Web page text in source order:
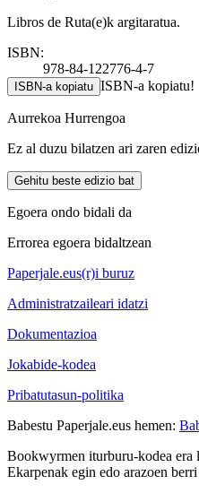
Libros de Ruta(e)k argitaratua.
ISBN:
978-84-122776-4-7
ISBN-a kopiatu ISBN-a kopiatu!
Aurrekoa Hurrengoa
Ez al duzu bilatzen ari zaren
Gehitu beste edizio bat
Egoera ondo bidali da
Errorea egoera bidaltzean
Paperjale.eus(r)i buruz
Administratzaileari idatzi
Dokumentazioa
Jokabide-kodea
Pribatutasun-politika
Babestu Paperjale.eus hemen:
Bookwyrmen iturburu-kodea era
Ekarpenak egin edo arazoen